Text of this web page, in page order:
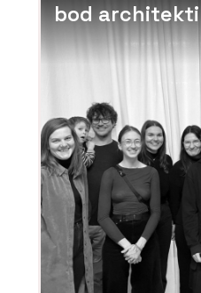
bod architekti